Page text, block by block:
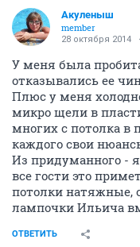
Акуленыш
member
28 октября 2014
У меня была
отказывались ее
Плюс у меня
микро щели в
многих с потолка в
каждого свои
Из придуманного -
все гости это
потолки натяжные,
лампочки Ильича
ОТВЕТИТЬ